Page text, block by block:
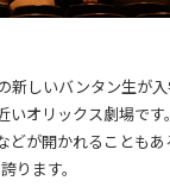
新しいバンタン生が
いオリックス劇場です
どが開かれることも
ります。